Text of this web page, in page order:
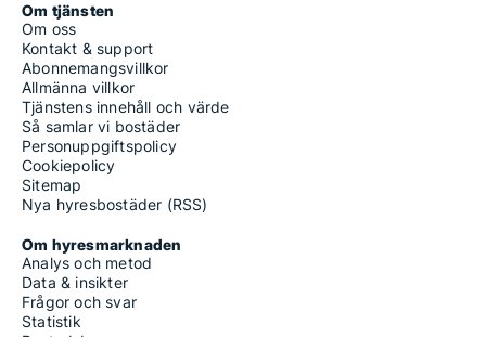
Om tjänsten
Om oss
Kontakt & support
Abonnemangsvillkor
Allmänna villkor
Tjänstens innehåll och värde
Så samlar vi bostäder
Personuppgiftspolicy
Cookiepolicy
Sitemap
Nya hyresbostäder (RSS)
Om hyresmarknaden
Analys och metod
Data & insikter
Frågor och svar
Statistik